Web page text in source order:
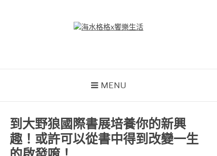
MENU
到大野狼國際書展培養你的新興
趣！或許可以從書中得到改變一生